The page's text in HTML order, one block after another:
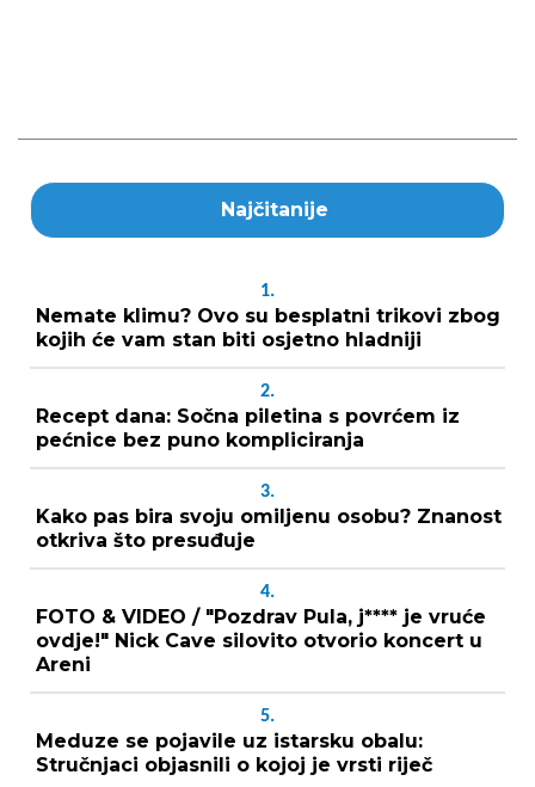
Najčitanije
1.
Nemate klimu? Ovo su besplatni trikovi zbog
kojih će vam stan biti osjetno hladniji
2.
Recept dana: Sočna piletina s povrćem iz
pećnice bez puno kompliciranja
3.
Kako pas bira svoju omiljenu osobu? Znanost
otkriva što presuđuje
4.
FOTO & VIDEO / "Pozdrav Pula, j**** je vruće
ovdje!" Nick Cave silovito otvorio koncert u
Areni
5.
Meduze se pojavile uz istarsku obalu:
Stručnjaci objasnili o kojoj je vrsti riječ